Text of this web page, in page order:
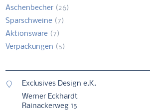
Aschenbecher (26)
Sparschweine (7)
Aktionsware (7)
Verpackungen (5)
Exclusives Design e.K.
Werner Eckhardt
Rainackerweg 15